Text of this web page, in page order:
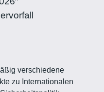
verschiedene
zu Internationalen